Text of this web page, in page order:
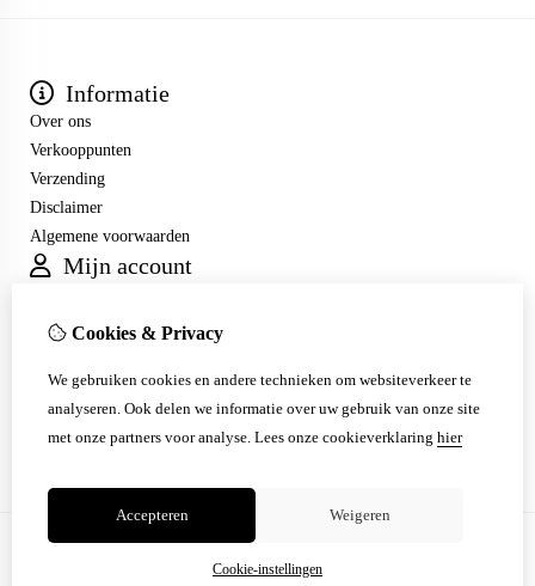
Informatie
Over ons
Verkooppunten
Verzending
Disclaimer
Algemene voorwaarden
Mijn account
Bestelhistorie
Klantenservice
Contact
Sitemap
Cookies & Privacy
We gebruiken cookies en andere technieken om websiteverkeer te
analyseren. Ook delen we informatie over uw gebruik van onze site
met onze partners voor analyse. Lees onze cookieverklaring hier
Accepteren Weigeren
Cookie-instellingen